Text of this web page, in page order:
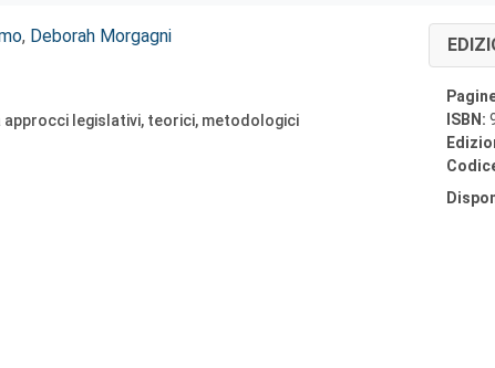
, Deborah Morgagni
approcci legislativi, teorici, metodologici
ISBN: